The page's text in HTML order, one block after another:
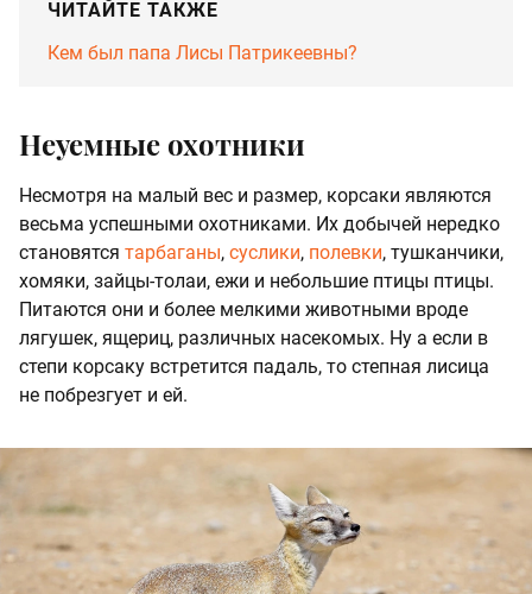
ЧИТАЙТЕ ТАКЖЕ
Кем был папа Лисы Патрикеевны?
Неуемные охотники
Несмотря на малый вес и размер, корсаки являются
весьма успешными охотниками. Их добычей нередко
становятся тарбаганы, суслики, полевки, тушканчики,
хомяки, зайцы-толаи, ежи и небольшие птицы птицы.
Питаются они и более мелкими животными вроде
лягушек, ящериц, различных насекомых. Ну а если в
степи корсаку встретится падаль, то степная лисица
не побрезгует и ей.